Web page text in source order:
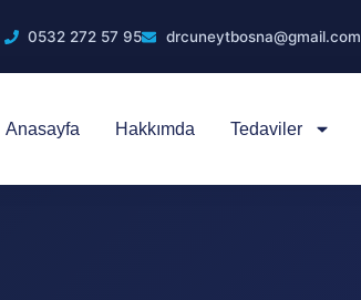
0532 272 57 95 drcuneytbosna@gmail.com
Anasayfa Hakkımda Tedaviler